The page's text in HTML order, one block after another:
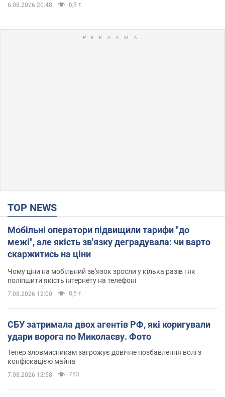
6.08.2026 20:48 6,9 т.
TOP NEWS
Мобільні оператори підвищили тарифи "до
межі", але якість зв'язку деградувала: чи варто
скаржитись на ціни
Чому ціни на мобільний зв'язок зросли у кілька разів і як
поліпшити якість інтернету на телефоні
7.08.2026 12:00 8,5 т.
СБУ затримала двох агентів РФ, які коригували
удари ворога по Миколаєву. Фото
Тепер зловмисникам загрожує довічне позбавлення волі з
конфіскацією майна
7.08.2026 12:58 753